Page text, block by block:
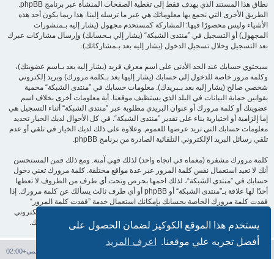
يستخدم هذا الموقع الكوكيز لضمان الحصول على
أفضل تجربه علي موقعنا.
اعرف المزيد
نطاق هذا المستند الذي يهدف فقط إلى تغطية الصفحات المنشأة عبر برنامج phpBB.
الطريق الأخرى التي نجمع بها معلوماتك هي عبر ما ترسله إلينا. هذا ربما يكون أحد هذه
الأشياء وليس محصورًا فيها: المشاركة كمستحدم مجهول (يشار إليه بـمنشورات
المجهول) أو التسجيل في ”منتدى الشبكة“ (يشار إلي بـحسابك) وإرسال مشاركات عبرك
بعد التسجيل وخلال تسجيل الدخول (يشار إليه بعد بـمشاركاتك).
سيحتوي حسابك عند الحد الأدنى على اسم معرف فريد (يشار إليه بعد بـاسم عضويتك)،
وكلمة مرور خاصة للدخول إلى حسابك (يشار إليها بعد بـكلمة مرورك) وبريد إلكتروني
شخصي صالح (يشار إليه بعد بـبريدك). معلومات حسابك في ”منتدى الشبكة“ محمية
بقوانين حماية البيانات في البلد الذي يستظيف موقعنا. أية معلومات أخرى بخلاف اسم
عضويتك أو كلمة مرورك أو عنوان البريدي مطلوبة عبر ”منتدى الشبكة“ أثناء التسجيل هي
إما إلزامية أو اختيارية بناء على تقدير ”منتدى الشبكة“. في كل الأحوال لديك الخيار تحديد
معلومات حسابك التي تريد عرضها للعموم. وعلاوة على ذلك لديك الخيار في تلقي أو عدم
تلقي رسائل البريد الإلكتروني التلقائية الصادرة من برنامج phpBB.
كلمة مرورك مشفرة (معماه في اتجاه واحد) لذلك فهي آمنة. ومع ذلك فمن المستحسن
أنك لا تعيد استعمال نفس كلمة المرور عبر عدة مواقع مختلفة. كلمة مرورك تعني دخول
حسابك في ”منتدى الشبكة“، لذلك احمها بحرص وتحت أي ظرف من الظروف لا تعطها
أحدًا لها علاقة بـ”منتدى الشبكة“ أو phpBB أو أي طرف ثالث يسألك عن كلمة مرورك. إذا
فقدت كلمة مرورك الخاصة بحسابك بإمكانك استعمال خدمة ”فقدت كلمة المرور“
المقدمة من برنامج phpBB. هذه العملية ستسألك عن اسم عضويتك وبريدك الإلكتروني
وبعد ذلك برنامج phpBB سينشئ لك كلمة مرور جديدة لكي تدخل بها إلى حسابك.
التوقيت العالمي+02:00